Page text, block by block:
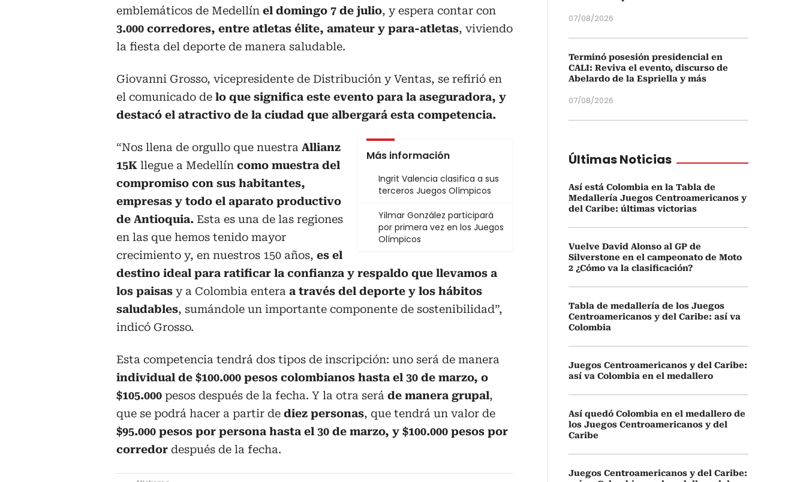
emblemáticos de Medellín el domingo 7 de julio, y espera contar con
3.000 corredores, entre atletas élite, amateur y para-atletas, viviendo
la fiesta del deporte de manera saludable.
Giovanni Grosso, vicepresidente de Distribución y Ventas, se refirió en
el comunicado de lo que significa este evento para la aseguradora, y
destacó el atractivo de la ciudad que albergará esta competencia.
Más información
Ingrit Valencia clasifica a sus
terceros Juegos Olímpicos
Yilmar González participará
por primera vez en los Juegos
Olímpicos
“Nos llena de orgullo que nuestra Allianz
15K llegue a Medellín como muestra del
compromiso con sus habitantes,
empresas y todo el aparato productivo
de Antioquia. Esta es una de las regiones
en las que hemos tenido mayor
crecimiento y, en nuestros 150 años, es el
destino ideal para ratificar la confianza y respaldo que llevamos a
los paisas y a Colombia entera a través del deporte y los hábitos
saludables, sumándole un importante componente de sostenibilidad”,
indicó Grosso.
Esta competencia tendrá dos tipos de inscripción: uno será de manera
individual de $100.000 pesos colombianos hasta el 30 de marzo, o
$105.000 pesos después de la fecha. Y la otra será de manera grupal,
que se podrá hacer a partir de diez personas, que tendrá un valor de
$95.000 pesos por persona hasta el 30 de marzo, y $100.000 pesos por
corredor después de la fecha.
07/08/2026
Terminó posesión presidencial en
CALI: Reviva el evento, discurso de
Abelardo de la Espriella y más
07/08/2026
Últimas Noticias
Así está Colombia en la Tabla de
Medallería Juegos Centroamericanos y
del Caribe: últimas victorias
Vuelve David Alonso al GP de
Silverstone en el campeonato de Moto
2 ¿Cómo va la clasificación?
Tabla de medallería de los Juegos
Centroamericanos y del Caribe: así va
Colombia
Juegos Centroamericanos y del Caribe:
así va Colombia en el medallero
Así quedó Colombia en el medallero de
los Juegos Centroamericanos y del
Caribe
Juegos Centroamericanos y del Caribe: